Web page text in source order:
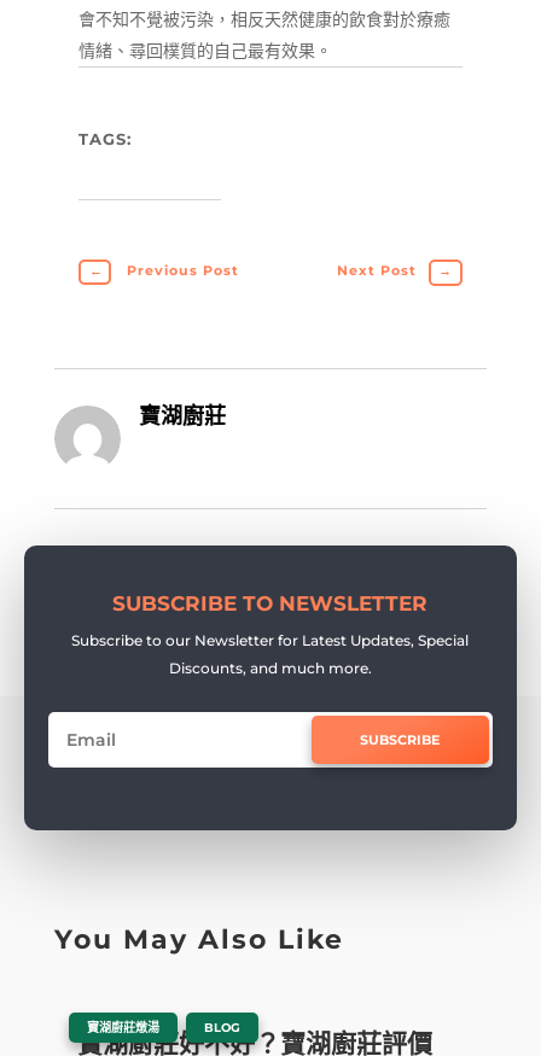
會不知不覺被污染，相反天然健康的飲食對於療癒
情緒、尋回樸質的自己最有效果。
TAGS:
← Previous Post Next Post →
寶湖廚莊
SUBSCRIBE TO NEWSLETTER
Subscribe to our Newsletter for Latest Updates, Special
Discounts, and much more.
SUBSCRIBE
You May Also Like
寶湖廚莊好不好？寶湖廚莊評價
寶湖廚莊燉湯 BLOG